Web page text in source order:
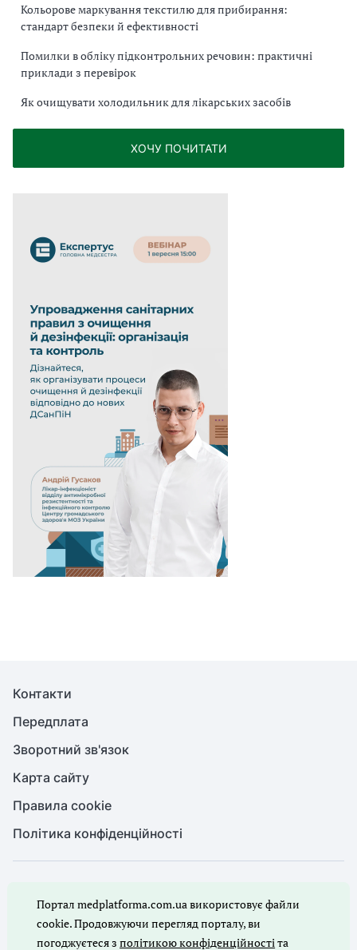
Кольорове маркування текстилю для прибирання:
стандарт безпеки й ефективності
Помилки в обліку підконтрольних речовин: практичні
приклади з перевірок
Як очищувати холодильник для лікарських засобів
ХОЧУ ПОЧИТАТИ
Контакти
Передплата
Зворотний зв'язок
Карта сайту
Правила cookie
Політика конфіденційності
Повне або часткове копіювання будь-яких матеріалів порталу,
цитування, публікація їх анотованих оглядів допускаються лише
з письмового дозволу редакції порталу.
Портал medplatforma.com.ua використовує файли
cookie. Продовжуючи перегляд порталу, ви
погоджуєтеся зполітикою конфіденційностіта